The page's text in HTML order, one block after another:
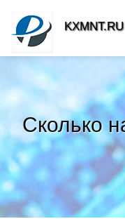
Сколько
KXMNT.RU